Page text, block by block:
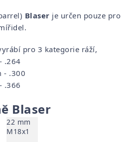
Blaser je určen pouze pro
pro 3 kategorie ráží,
.264
- .300
.366
Blaser
22 mm
M18x1